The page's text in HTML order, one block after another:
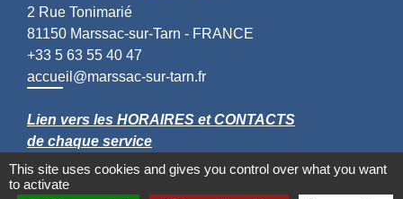
2 Rue Tonimarié
81150 Marssac-sur-Tarn - FRANCE
+33 5 63 55 40 47
accueil@marssac-sur-tarn.fr
Lien vers les HORAIRES et CONTACTS
de chaque service
This site uses cookies and gives you control over what you want
to activate